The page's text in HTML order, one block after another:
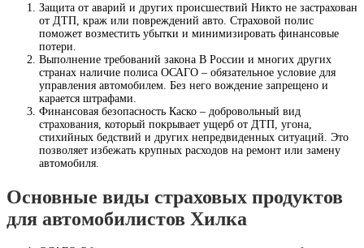
Защита от аварий и других происшествий Никто не застрахован
от ДТП, краж или повреждений авто. Страховой полис
поможет возместить убытки и минимизировать финансовые
потери.
Выполнение требований закона В России и многих других
странах наличие полиса ОСАГО – обязательное условие для
управления автомобилем. Без него вождение запрещено и
карается штрафами.
Финансовая безопасность Каско – добровольный вид
страхования, который покрывает ущерб от ДТП, угона,
стихийных бедствий и других непредвиденных ситуаций. Это
позволяет избежать крупных расходов на ремонт или замену
автомобиля.
Основные виды страховых продуктов
для автомобилистов Хилка